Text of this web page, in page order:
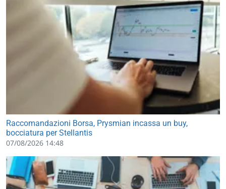
Raccomandazioni Borsa, Prysmian incassa un buy,
bocciatura per Stellantis
07/08/2026 14:48